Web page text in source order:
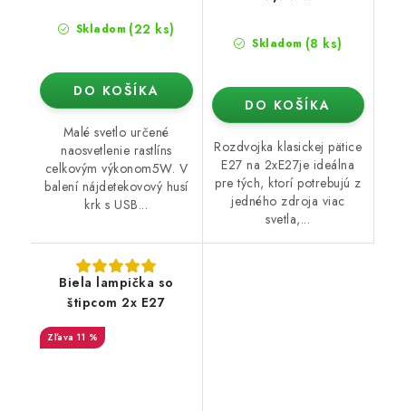
Skladom (22 ks)
DO KOŠÍKA
Malé svetlo určené
naosvetlenie rastlíns
celkovým výkonom5W. V
balení nájdetekovový husí
krk s USB...
Skladom (8 ks)
DO KOŠÍKA
Rozdvojka klasickej pätice
E27 na 2xE27je ideálna
pre tých, ktorí potrebujú z
jedného zdroja viac
svetla,...
Biela lampička so
štipcom 2x E27
11 %